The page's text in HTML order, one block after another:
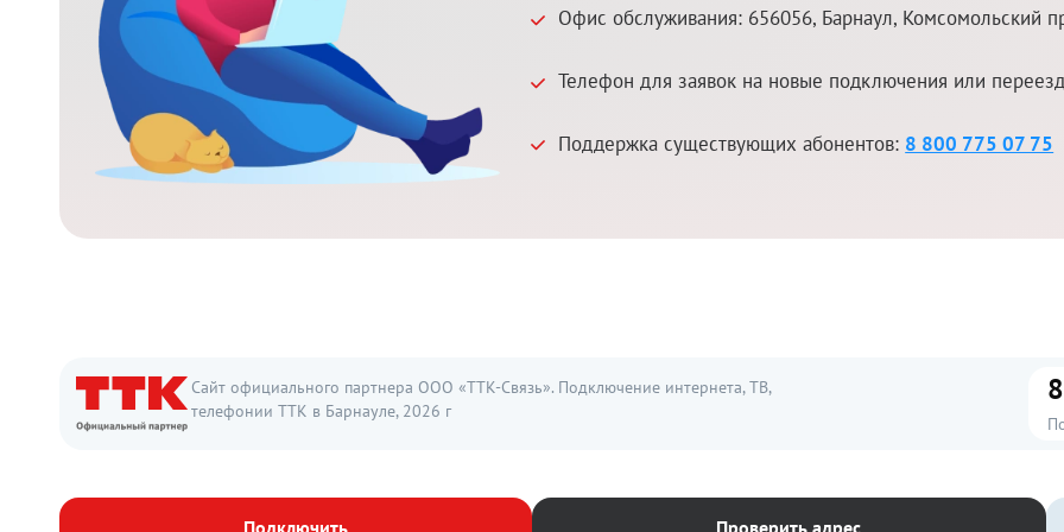
Офис обслуживания: 656056, Барнаул, Комсомольский
Телефон для заявок на новые подключения или
Поддержка существующих абонентов: 8 800 775 07 75
Сайт официального партнера ООО «ТТК-Связь». Подключение интернета, ТВ,
телефонии ТТК в Барнауле, 2026 г